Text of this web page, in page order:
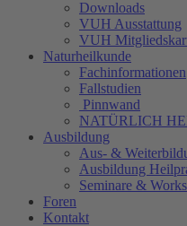
Downloads
VUH Ausstattung
VUH
Naturheilkunde
Fachinformationen
Fallstudien
Pinnwand
NATÜRLICH
Ausbildung
Aus- &
Ausbildung
Seminare &
Foren
Kontakt